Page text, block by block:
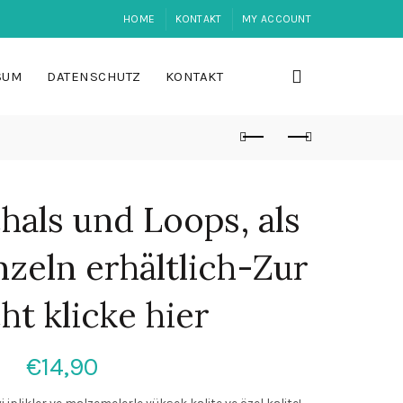
HOME KONTAKT MY ACCOUNT
DATENSCHUTZ KONTAKT
und Loops, als
erhältlich-Zur
klicke hier
€14,90